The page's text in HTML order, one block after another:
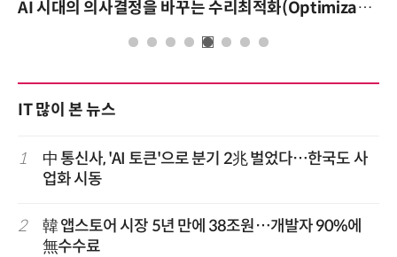
AI 시대의 의사결정을 바꾸는 수리최적화(Optimization): 실제 산업 적용 사례와 활용 전략
IT 많이 본 뉴스
1
中 통신사, 'AI 토큰'으로 분기 2兆 벌었다…한국도 사
업화 시동
2
韓 앱스토어 시장 5년 만에 38조원…개발자 90%에
無수수료